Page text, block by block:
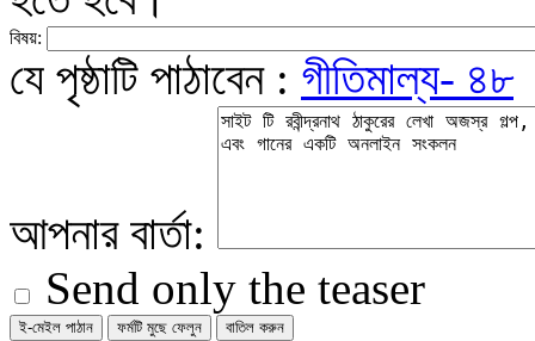
বিষয়:
যে পৃষ্ঠাটি পাঠাবেন : গীতিমাল্য- ৪৮
আপনার বার্তা:
Send only the teaser